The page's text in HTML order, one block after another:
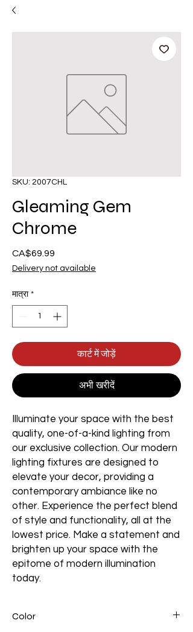
SKU: 2007CHL
Gleaming Gem
Chrome
CA$69.99
Delivery not available
मात्रा *
कार्ट में जोड़ें
अभी खरीदें
Illuminate your space with the best
quality, one-of-a-kind lighting from
our exclusive collection. Our modern
lighting fixtures are designed to
elevate your decor, providing a
contemporary ambiance like no
other. Experience the perfect blend
of style and functionality, all at the
lowest price. Make a statement and
brighten up your space with the
epitome of modern illumination
today.
Color